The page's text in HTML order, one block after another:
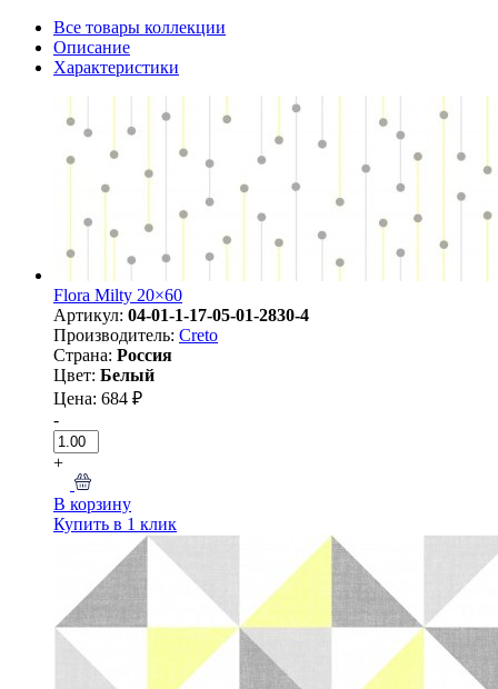
Все товары коллекции
Описание
Характеристики
Flora Milty 20×60
Артикул: 04-01-1-17-05-01-2830-4
Производитель: Creto
Страна: Россия
Цвет: Белый
Цена: 684 ₽
-
+
В корзину
Купить в 1 клик